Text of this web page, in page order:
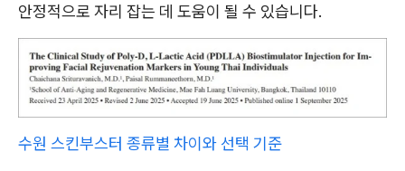
안정적으로 자리 잡는 데 도움이 될 수 있습니다.
수원 스킨부스터 종류별 차이와 선택 기준